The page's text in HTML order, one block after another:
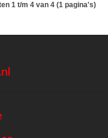
1 t/m 4 van 4 (1 pagina's)